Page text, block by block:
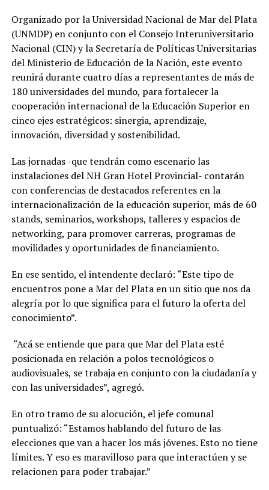
Organizado por la Universidad Nacional de Mar del Plata
(UNMDP) en conjunto con el Consejo Interuniversitario
Nacional (CIN) y la Secretaría de Políticas Universitarias
del Ministerio de Educación de la Nación, este evento
reunirá durante cuatro días a representantes de más de
180 universidades del mundo, para fortalecer la
cooperación internacional de la Educación Superior en
cinco ejes estratégicos: sinergia, aprendizaje,
innovación, diversidad y sostenibilidad.
Las jornadas -que tendrán como escenario las
instalaciones del NH Gran Hotel Provincial- contarán
con conferencias de destacados referentes en la
internacionalización de la educación superior, más de 60
stands, seminarios, workshops, talleres y espacios de
networking, para promover carreras, programas de
movilidades y oportunidades de financiamiento.
En ese sentido, el intendente declaró: “Este tipo de
encuentros pone a Mar del Plata en un sitio que nos da
alegría por lo que significa para el futuro la oferta del
conocimiento”.
“Acá se entiende que para que Mar del Plata esté
posicionada en relación a polos tecnológicos o
audiovisuales, se trabaja en conjunto con la ciudadanía y
con las universidades”, agregó.
En otro tramo de su alocución, el jefe comunal
puntualizó: “Estamos hablando del futuro de las
elecciones que van a hacer los más jóvenes. Esto no tiene
límites. Y eso es maravilloso para que interactúen y se
relacionen para poder trabajar.”